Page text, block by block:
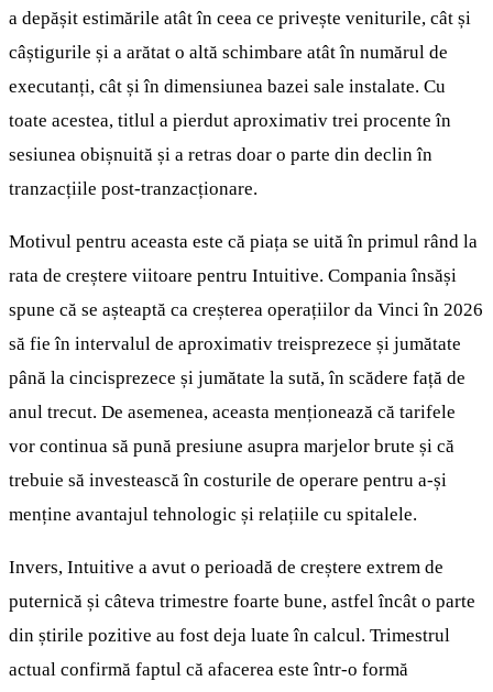
a depășit estimările atât în ceea ce privește veniturile, cât și
câștigurile și a arătat o altă schimbare atât în numărul de
executanți, cât și în dimensiunea bazei sale instalate. Cu
toate acestea, titlul a pierdut aproximativ trei procente în
sesiunea obișnuită și a retras doar o parte din declin în
tranzacțiile post-tranzacționare.
Motivul pentru aceasta este că piața se uită în primul rând la
rata de creștere viitoare pentru Intuitive. Compania însăși
spune că se așteaptă ca creșterea operațiilor da Vinci în 2026
să fie în intervalul de aproximativ treisprezece și jumătate
până la cincisprezece și jumătate la sută, în scădere față de
anul trecut. De asemenea, aceasta menționează că tarifele
vor continua să pună presiune asupra marjelor brute și că
trebuie să investească în costurile de operare pentru a-și
menține avantajul tehnologic și relațiile cu spitalele.
Invers, Intuitive a avut o perioadă de creștere extrem de
puternică și câteva trimestre foarte bune, astfel încât o parte
din știrile pozitive au fost deja luate în calcul. Trimestrul
actual confirmă faptul că afacerea este într-o formă